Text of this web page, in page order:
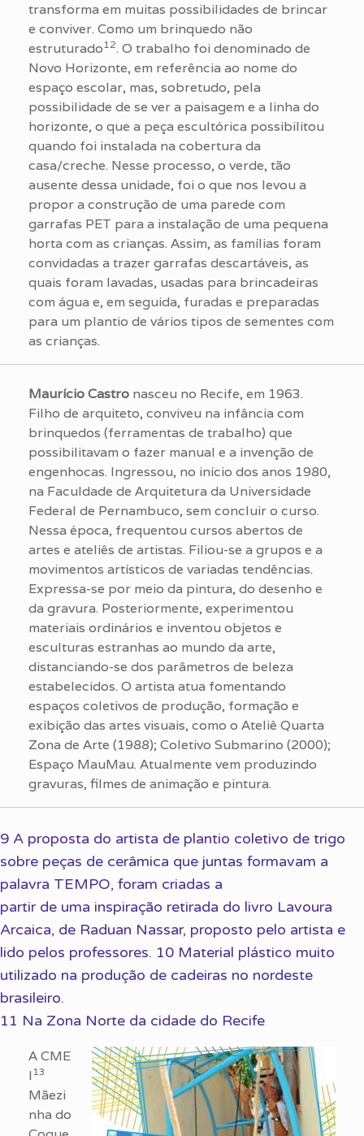
transforma em muitas possibilidades de brincar
e conviver. Como um brinquedo não
estruturado 12. O trabalho foi denominado de
Novo Horizonte, em referência ao nome do
espaço escolar, mas, sobretudo, pela
possibilidade de se ver a paisagem e a linha do
horizonte, o que a peça escultórica possibilitou
quando foi instalada na cobertura da
casa/creche. Nesse processo, o verde, tão
ausente dessa unidade, foi o que nos levou a
propor a construção de uma parede com
garrafas PET para a instalação de uma pequena
horta com as crianças. Assim, as famílias foram
convidadas a trazer garrafas descartáveis, as
quais foram lavadas, usadas para brincadeiras
com água e, em seguida, furadas e preparadas
para um plantio de vários tipos de sementes com
as crianças.
Maurício Castro nasceu no Recife, em 1963.
Filho de arquiteto, conviveu na infância com
brinquedos (ferramentas de trabalho) que
possibilitavam o fazer manual e a invenção de
engenhocas. Ingressou, no início dos anos 1980,
na Faculdade de Arquitetura da Universidade
Federal de Pernambuco, sem concluir o curso.
Nessa época, frequentou cursos abertos de
artes e ateliês de artistas. Filiou-se a grupos e a
movimentos artísticos de variadas tendências.
Expressa-se por meio da pintura, do desenho e
da gravura. Posteriormente, experimentou
materiais ordinários e inventou objetos e
esculturas estranhas ao mundo da arte,
distanciando-se dos parâmetros de beleza
estabelecidos. O artista atua fomentando
espaços coletivos de produção, formação e
exibição das artes visuais, como o Ateliê Quarta
Zona de Arte (1988); Coletivo Submarino (2000);
Espaço MauMau. Atualmente vem produzindo
gravuras, filmes de animação e pintura.
9 A proposta do artista de plantio coletivo de trigo
sobre peças de cerâmica que juntas formavam a
palavra TEMPO, foram criadas a
partir de uma inspiração retirada do livro Lavoura
Arcaica, de Raduan Nassar, proposto pelo artista e
lido pelos professores. 10 Material plástico muito
utilizado na produção de cadeiras no nordeste
brasileiro.
11 Na Zona Norte da cidade do Recife
A CME
I 13
Mãezi
nha do